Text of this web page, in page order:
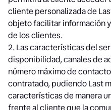
cliente personalizada de
objeto facilitar información
de los clientes.
2. Las características del
disponibilidad, canales de
número máximo de
contratado, pudiendo Last
características de manera